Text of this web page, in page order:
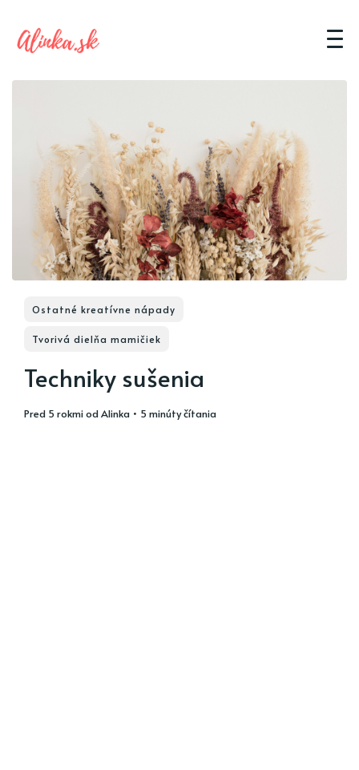
Ostatné kreatívne nápady
Tvorivá dielňa mamičiek
Techniky sušenia
pred 5 rokmiodAlinka • 5 minúty čítania